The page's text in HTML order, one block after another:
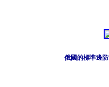
俄國的標準邊防